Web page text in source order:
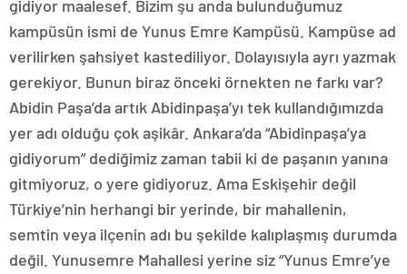
gidiyor maalesef. Bizim şu anda bulunduğumuz
kampüsün ismi de Yunus Emre Kampüsü. Kampüse ad
verilirken şahsiyet kastediliyor. Dolayısıyla ayrı yazmak
gerekiyor. Bunun biraz önceki örnekten ne farkı var?
Abidin Paşa’da artık Abidinpaşa’yı tek kullandığımızda
yer adı olduğu çok aşikâr. Ankara’da “Abidinpaşa’ya
gidiyorum” dediğimiz zaman tabii ki de paşanın yanına
gitmiyoruz, o yere gidiyoruz. Ama Eskişehir değil
Türkiye’nin herhangi bir yerinde, bir mahallenin,
semtin veya ilçenin adı bu şekilde kalıplaşmış durumda
değil. Yunusemre Mahallesi yerine siz “Yunus Emre’ye